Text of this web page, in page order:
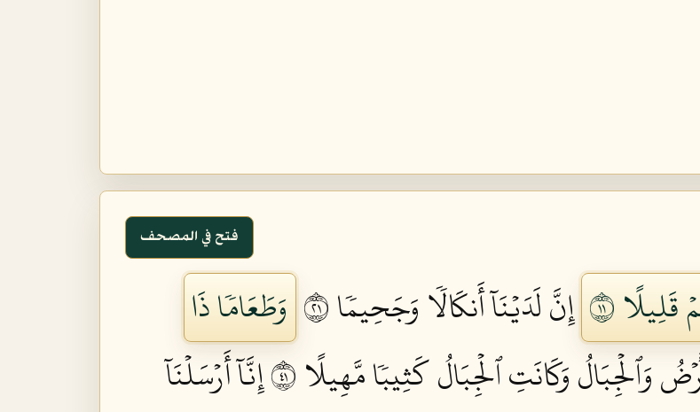
فتح في المصحف
١١ إِنَّ لَدَيۡنَآ أَنكَالٗا وَجَحِيمٗا ١٢
وَطَعَامٗا ذَا
وَٱلۡجِبَالُ وَكَانَتِ ٱلۡجِبَالُ كَثِيبٗا مَّهِيلًا ١٤
إِنَّآ أَرۡسَلۡنَآ